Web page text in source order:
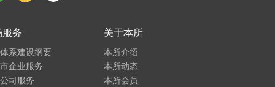
服务
系建设纲要
企业服务
司服务
关于本所
本所介绍
本所动态
本所会员